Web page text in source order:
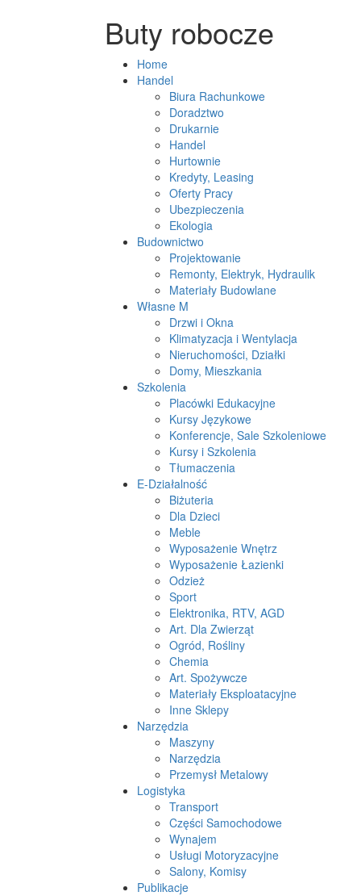
Buty robocze
Home
Handel
Biura Rachunkowe
Doradztwo
Drukarnie
Handel
Hurtownie
Kredyty, Leasing
Oferty Pracy
Ubezpieczenia
Ekologia
Budownictwo
Projektowanie
Remonty, Elektryk, Hydraulik
Materiały Budowlane
Własne M
Drzwi i Okna
Klimatyzacja i Wentylacja
Nieruchomości, Działki
Domy, Mieszkania
Szkolenia
Placówki Edukacyjne
Kursy Językowe
Konferencje, Sale Szkoleniowe
Kursy i Szkolenia
Tłumaczenia
E-Działalność
Biżuteria
Dla Dzieci
Meble
Wyposażenie Wnętrz
Wyposażenie Łazienki
Odzież
Sport
Elektronika, RTV, AGD
Art. Dla Zwierząt
Ogród, Rośliny
Chemia
Art. Spożywcze
Materiały Eksploatacyjne
Inne Sklepy
Narzędzia
Maszyny
Narzędzia
Przemysł Metalowy
Logistyka
Transport
Części Samochodowe
Wynajem
Usługi Motoryzacyjne
Salony, Komisy
Publikacje